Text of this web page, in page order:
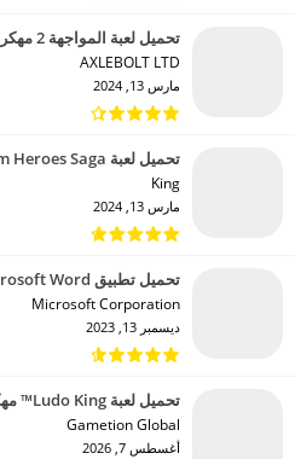
تحميل لعبة المواجهة 2 مهكرة للاندرويد 2024
AXLEBOLT LTD‏
مارس 13, 2024
تحميل لعبة Farm Heroes Saga مهكرة للاندرويد 2024
King‏
مارس 13, 2024
تحميل تطبيق Microsoft Word مهكر للاندرويد 2024
Microsoft Corporation‏
ديسمبر 13, 2023
تحميل لعبة Ludo King™ مهكرة للاندرويد 2024
Gametion Global‏
أغسطس 7, 2026